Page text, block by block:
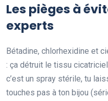
Les pièges à
experts
Bétadine, chlorhexidine et
: ça détruit le tissu
c’est un spray stérile, tu
touches pas à ton bijou